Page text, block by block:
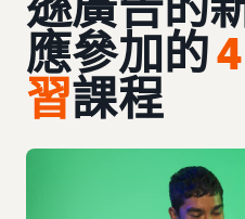
應參加的
習課程